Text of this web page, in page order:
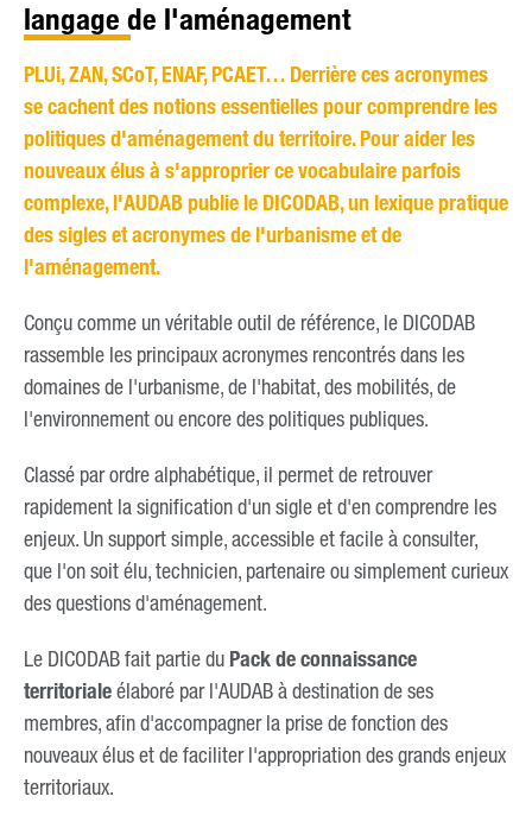
langage de l'aménagement
PLUi, ZAN, SCoT, ENAF, PCAET… Derrière ces acronymes
se cachent des notions essentielles pour comprendre les
politiques d'aménagement du territoire. Pour aider les
nouveaux élus à s'approprier ce vocabulaire parfois
complexe, l'AUDAB publie le DICODAB, un lexique pratique
des sigles et acronymes de l'urbanisme et de
l'aménagement.
Conçu comme un véritable outil de référence, le DICODAB
rassemble les principaux acronymes rencontrés dans les
domaines de l'urbanisme, de l'habitat, des mobilités, de
l'environnement ou encore des politiques publiques.
Classé par ordre alphabétique, il permet de retrouver
rapidement la signification d'un sigle et d'en comprendre les
enjeux. Un support simple, accessible et facile à consulter,
que l'on soit élu, technicien, partenaire ou simplement curieux
des questions d'aménagement.
Le DICODAB fait partie du Pack de connaissance
territorialeélaboré par l'AUDAB à destination de ses
membres, afin d'accompagner la prise de fonction des
nouveaux élus et de faciliter l'appropriation des grands enjeux
territoriaux.